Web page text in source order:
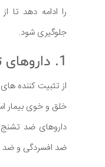
را ادامه دهد تا
جلوگیری شود.
1. داروهای تجویز شده
از تثبیت کننده
خلق و خوی بیمار
داروهای ضد
ضد افسردگی و ضد